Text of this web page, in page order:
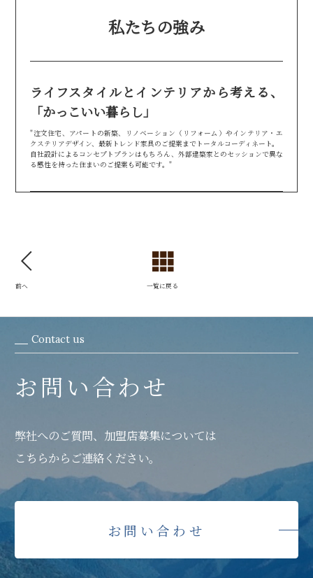
私たちの強み
ライフスタイルとインテリアから考える、
「かっこいい暮らし」
"注文住宅、アパートの新築、リノベーション（リフォーム）やインテリア・エ
クステリアデザイン、最新トレンド家具のご提案までトータルコーディネート。
自社設計によるコンセプトプランはもちろん、外部建築家とのセッションで異な
る感性を持った住まいのご提案も可能です。"
前へ 一覧に戻る
Contact us
お問い合わせ
弊社へのご質問、加盟店募集については
こちらからご連絡ください。
お問い合わせ